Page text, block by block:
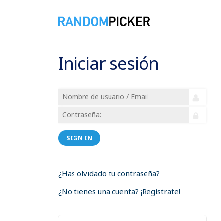
Iniciar sesión
SIGN IN
¿Has olvidado tu contraseña?
¿No tienes una cuenta? ¡Regístrate!